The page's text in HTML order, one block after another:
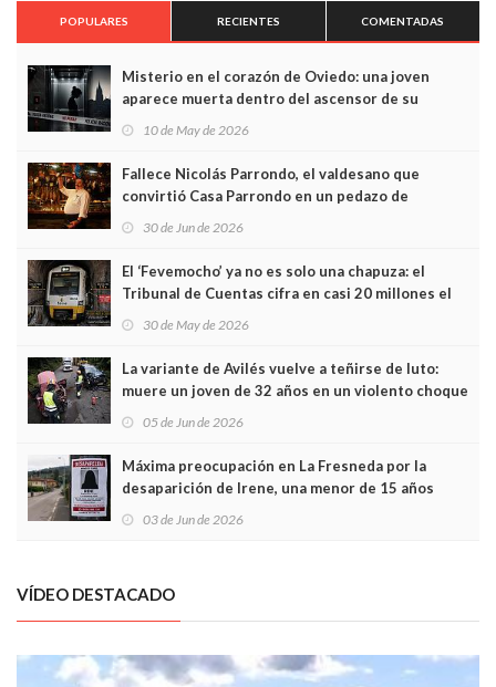
POPULARES RECIENTES COMENTADAS
Misterio en el corazón de Oviedo: una joven
aparece muerta dentro del ascensor de su
edificio y las cámaras captan sus últimos minutos
10 de May de 2026
Fallece Nicolás Parrondo, el valdesano que
convirtió Casa Parrondo en un pedazo de
Asturias en Madrid
30 de Jun de 2026
El ‘Fevemocho’ ya no es solo una chapuza: el
Tribunal de Cuentas cifra en casi 20 millones el
sobrecoste de los trenes que no cabían por los
30 de May de 2026
La variante de Avilés vuelve a teñirse de luto:
muere un joven de 32 años en un violento choque
frontal
05 de Jun de 2026
Máxima preocupación en La Fresneda por la
desaparición de Irene, una menor de 15 años
03 de Jun de 2026
VÍDEO DESTACADO